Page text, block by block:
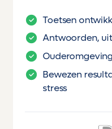
Toetsen
Antwoorden,
Bewezen
stress